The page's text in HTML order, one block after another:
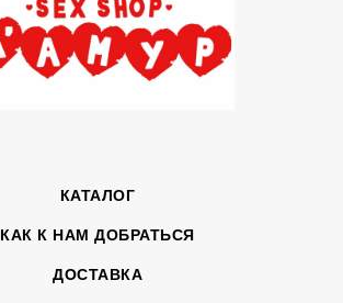
КАТАЛОГ
КАК К НАМ ДОБРАТЬСЯ
ДОСТАВКА